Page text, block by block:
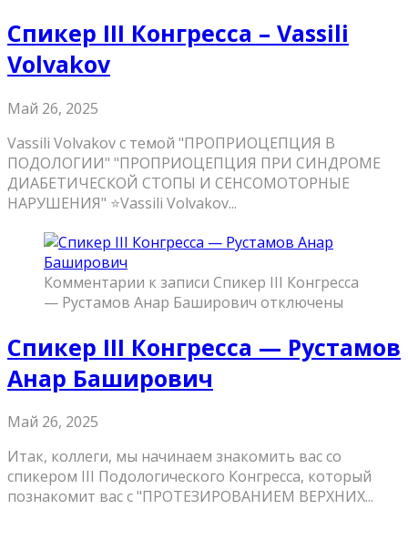
Спикер III Конгресса – Vassili
Volvakov
Май 26, 2025
Vassili Volvakov с темой "ПРОПРИОЦЕПЦИЯ В
ПОДОЛОГИИ" "ПРОПРИОЦЕПЦИЯ ПРИ СИНДРОМЕ
ДИАБЕТИЧЕСКОЙ СТОПЫ И СЕНСОМОТОРНЫЕ
НАРУШЕНИЯ" ⭐️Vassili Volvakov...
Комментарии к записи Спикер III Конгресса
— Рустамов Анар Баширович отключены
Спикер III Конгресса — Рустамов
Анар Баширович
Май 26, 2025
Итак, коллеги, мы начинаем знакомить вас со
спикером III Подологического Конгресса, который
познакомит вас с "ПРОТЕЗИРОВАНИЕМ ВЕРХНИХ...